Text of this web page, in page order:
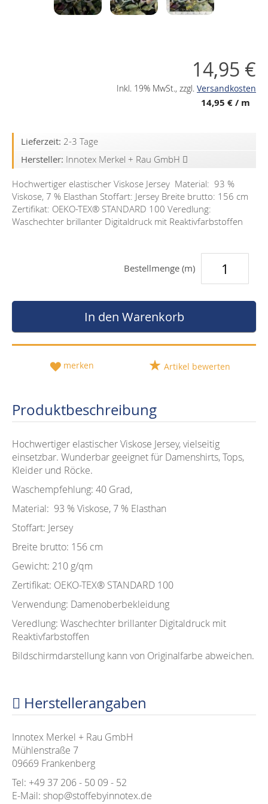
14,95 €
Inkl. 19% MwSt., zzgl. Versandkosten
14,95 €/ m
Lieferzeit: 2-3 Tage
Hersteller: Innotex Merkel + Rau GmbH
Hochwertiger elastischer Viskose Jersey Material: 93 %
Viskose, 7 % Elasthan Stoffart: Jersey Breite brutto: 156 cm
Zertifikat: OEKO-TEX®️ STANDARD 100 Veredlung:
Waschechter brillanter Digitaldruck mit Reaktivfarbstoffen
Bestellmenge (m)
In den Warenkorb
merken Artikel bewerten
Produktbeschreibung
Hochwertiger elastischer Viskose Jersey, vielseitig
einsetzbar. Wunderbar geeignet für Damenshirts, Tops,
Kleider und Röcke.
Waschempfehlung: 40 Grad,
Material: 93 % Viskose, 7 % Elasthan
Stoffart: Jersey
Breite brutto: 156 cm
Gewicht: 210 g/qm
Zertifikat: OEKO-TEX®️ STANDARD 100
Verwendung: Damenoberbekleidung
Veredlung: Waschechter brillanter Digitaldruck mit
Reaktivfarbstoffen
Bildschirmdarstellung kann von Originalfarbe abweichen.
Herstellerangaben
Innotex Merkel + Rau GmbH
Mühlenstraße 7
09669 Frankenberg
Tel: +49 37 206 - 50 09 - 52
E-Mail: shop@stoffebyinnotex.de